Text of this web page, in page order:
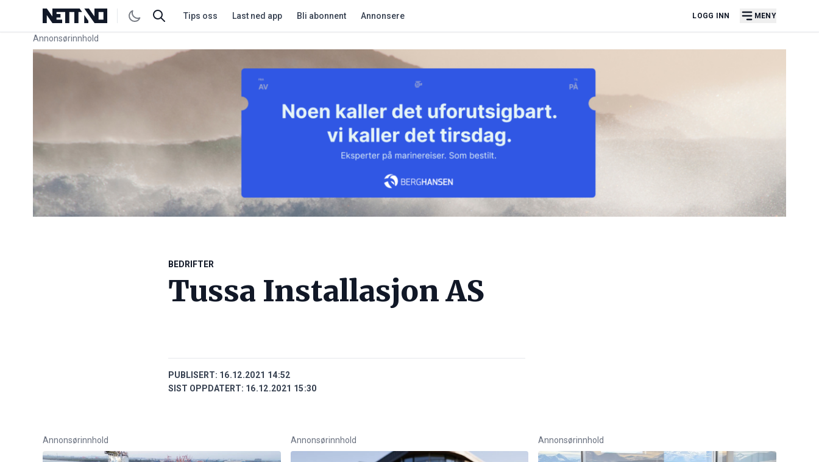
Tips oss Last ned app Bli abonnent Annonsere LOGG INN MENY
Annonsørinnhold
Link for annonse
BEDRIFTER
Tussa Installasjon AS
PUBLISERT: 16.12.2021 14:52
SIST OPPDATERT: 16.12.2021 15:30
Annonsørinnhold Annonsørinnhold Annonsørinnhold